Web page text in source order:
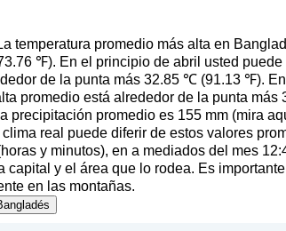
temperatura promedio más alta en
℉). En el principio de abril usted puede
de la punta más 32.85 ℃ (91.13 ℉).
promedio está alrededor de la punta
precipitación promedio es 155 mm (mira
real puede diferir de estos valores
y minutos), en a mediados del mes
y el área que lo rodea. Es
en las montañas.